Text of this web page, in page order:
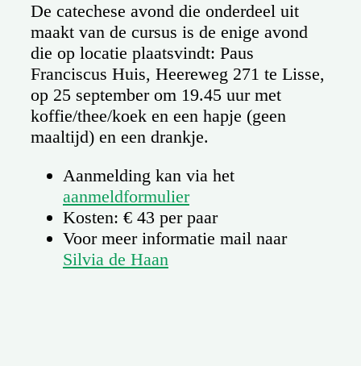
De catechese avond die onderdeel uit
maakt van de cursus is de enige avond
die op locatie plaatsvindt: Paus
Franciscus Huis, Heereweg 271 te Lisse,
op 25 september om 19.45 uur met
koffie/thee/koek en een hapje (geen
maaltijd) en een drankje.
Aanmelding kan via het
aanmeldformulier
Kosten: € 43 per paar
Voor meer informatie mail naar
Silvia de Haan